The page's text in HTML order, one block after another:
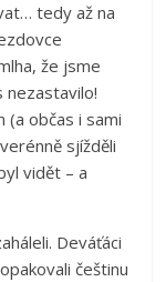
tedy až na
že jsme
nezastavilo!
(a občas i sami
sjížděli
vidět – a
Deváťáci
češtinu